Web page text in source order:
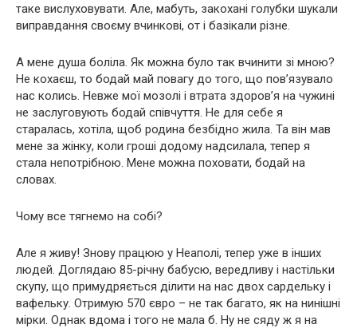
таке вислуховувати. Але, мабуть, закоханi голубки шукали
виправдання своєму вчинковi, от i базiкали рiзне.
А мене душа болiла. Як можна було так вчинити зi мною?
Не кохаєш, то бодай май повагу до того, що пов’язувало
нас колись. Невже мої мозолi i втрата здоров’я на чужинi
не заслуговують бодай спiвчуття. Не для себе я
старалась, хотiла, щоб родина безбiдно жила. Та вiн мав
мене за жiнку, коли грошi додому надсилала, тепер я
стала непотрiбною. Мене можна поховати, бодай на
словах.
Чому все тягнемо на собi?
Але я живу! Знову працюю у Неаполi, тепер уже в iнших
людей. Доглядаю 85-рiчну бабусю, вередливу i настiльки
скупу, що примудряється дiлити на нас двох сардельку i
вафельку. Отримую 570 євро – не так багато, як на нинiшнi
мiрки. Однак вдома i того не мала б. Ну не сяду ж я на